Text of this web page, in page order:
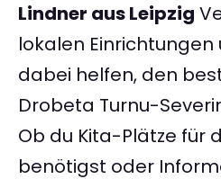
Lindner aus Leipzig
lokalen
dabei helfen, den
Drobeta Turnu-
Ob du Kita-Plätze für
benötigst oder